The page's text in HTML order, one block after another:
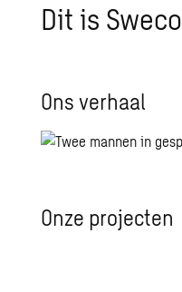
Dit is Sweco
Ons ver­haal
Onze pro­jec­ten